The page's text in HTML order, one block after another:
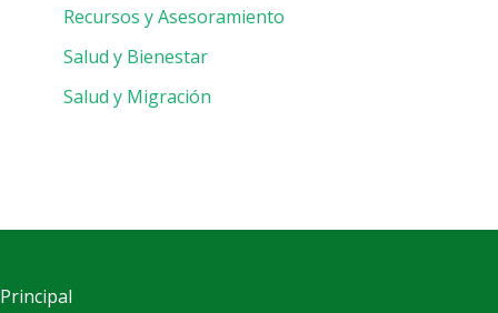
Recursos y Asesoramiento
Salud y Bienestar
Salud y Migración
Principal